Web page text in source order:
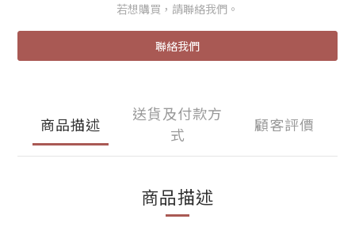
若想購買，請聯絡我們。
聯絡我們
商品描述
送貨及付款方
式
顧客評價
商品描述